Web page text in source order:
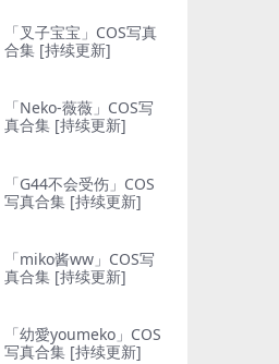
「叉子宝宝」COS写真
合集 [持续更新]
「Neko-薇薇」COS写
真合集 [持续更新]
「G44不会受伤」COS
写真合集 [持续更新]
「miko酱ww」COS写
真合集 [持续更新]
「幼愛youmeko」COS
写真合集 [持续更新]